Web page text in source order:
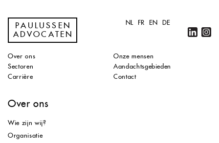
PAULUSSEN
ADVOCATEN
NL FR EN DE
Over ons
Onze mensen
Sectoren
Aandachtsgebieden
Carrière
Contact
Over ons
Wie zijn wij?
Organisatie